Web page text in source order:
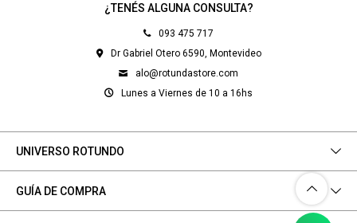
¿TENÉS ALGUNA CONSULTA?
093 475 717
Dr Gabriel Otero 6590, Montevideo
alo@rotundastore.com
Lunes a Viernes de 10 a 16hs
UNIVERSO ROTUNDO
GUÍA DE COMPRA